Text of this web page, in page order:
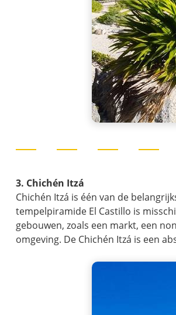
3. Chichén Itzá
Chichén Itzá is één van de
tempelpiramide El Castillo is
gebouwen, zoals een markt, een
omgeving. De Chichén Itzá is een